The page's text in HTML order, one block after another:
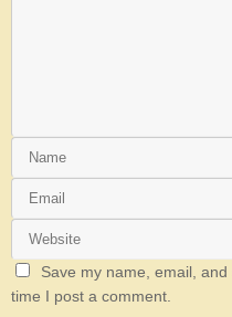
Save my name, email,
time I post a comment.